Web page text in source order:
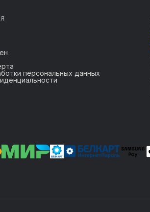
персональных данных